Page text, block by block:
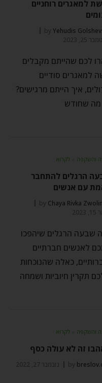
למאגרים רוחניים
byYehudis
25, 2023
לכם שהייתם מקבלים
למאגרים סודיים
איך הייתם מרגישים?
מה שחודש
והשקפה ⬦ לקרוא
הרגלים להתחבר
עם אנשים
by Chaya Rivka
שבעה הרגלים שיהפכו
לאנשים חברתיים
כאלה שהנוכחות
תקרין חיוביות ושמחה
והשקפה ⬦ לקרוא
זה לא עולה כסף
by נובמבר 27, 2022